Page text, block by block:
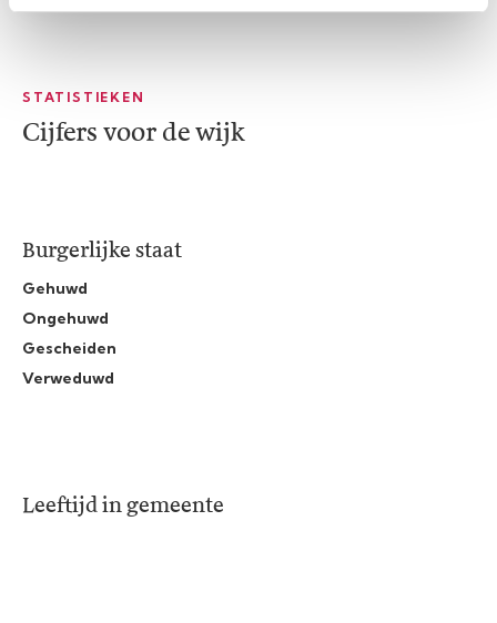
STATISTIEKEN
Cijfers voor de wijk
Burgerlijke staat
Gehuwd
Ongehuwd
Gescheiden
Verweduwd
Leeftijd in gemeente